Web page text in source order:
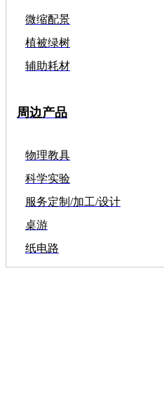
微缩配景
植被绿树
辅助耗材
周边产品
物理教具
科学实验
服务定制/加工/设计
桌游
纸电路